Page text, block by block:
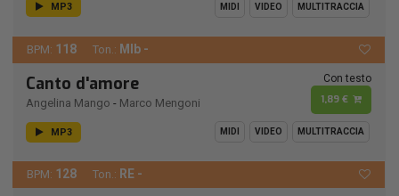
MP3 MIDI VIDEO MULTITRACCIA
BPM: 118 Ton.: MIb -
Canto d'amore
Angelina Mango - Marco Mengoni
Con testo
1,89 €
MP3 MIDI VIDEO MULTITRACCIA
BPM: 128 Ton.: RE -